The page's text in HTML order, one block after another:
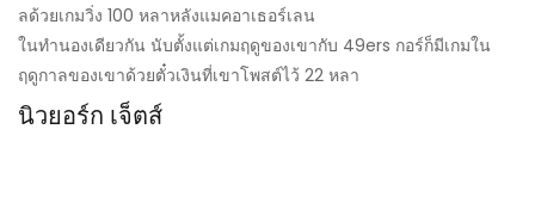
ลด้วยเกมวิ่ง 100 หลาหลังแมคอาเธอร์เลน
ในทำนองเดียวกัน นับตั้งแต่เกมฤดูของเขากับ 49ers กอร์ก็มีเกมใน
ฤดูกาลของเขาด้วยตั๋วเงินที่เขาโพสต์ไว้ 22 หลา
นิวยอร์ก เจ็ตส์